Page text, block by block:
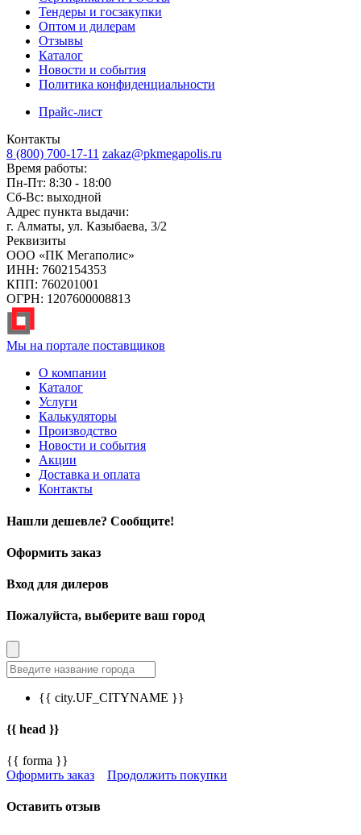
Тендеры и госзакупки
Оптом и дилерам
Отзывы
Каталог
Новости и события
Политика конфиденциальности
Прайс-лист
Контакты
8 (800) 700-17-11 zakaz@pkmegapolis.ru
Время работы:
Пн-Пт: 8:30 - 18:00
Сб-Вс: выходной
Адрес пункта выдачи:
г. Алматы, ул. Казыбаева, 3/2
Реквизиты
ООО «ПК Мегаполис»
ИНН: 7602154353
КПП: 760201001
ОГРН: 1207600008813
Мы на портале поставщиков
О компании
Каталог
Услуги
Калькуляторы
Производство
Новости и события
Акции
Доставка и оплата
Контакты
Нашли дешевле? Сообщите!
Оформить заказ
Вход для дилеров
Пожалуйста, выберите ваш город
{{ city.UF_CITYNAME }}
{{ head }}
{{ forma }}
Оформить заказ
Продолжить покупки
Оставить отзыв